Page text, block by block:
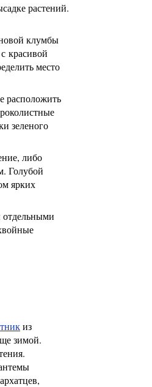
растений.
клумбы
красивой
место
расположить
зеленого
либо
Голубой
ярких
отдельными
из
зимой.